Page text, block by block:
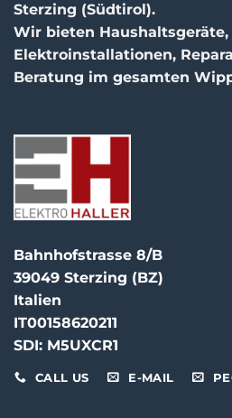
Sterzing (Südtirol).
Wir bieten Haushaltsgeräte,
Elektroinstallationen,
Beratung im gesamten
Bahnhofstrasse 8/B
39049 Sterzing (BZ)
Italien
IT00158620211
SDI: M5UXCR1
CALL US E-MAIL